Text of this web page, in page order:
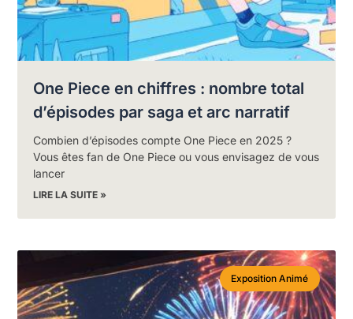
One Piece en chiffres : nombre total
d’épisodes par saga et arc narratif
Combien d’épisodes compte One Piece en 2025 ?
Vous êtes fan de One Piece ou vous envisagez de vous
lancer
LIRE LA SUITE »
Exposition Animé